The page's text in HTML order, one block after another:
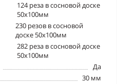
124 реза в сосновой доске
50х100мм
230 резов в сосновой
доске 50х100мм
282 реза в сосновой доске
50х100мм
Да
30 мм